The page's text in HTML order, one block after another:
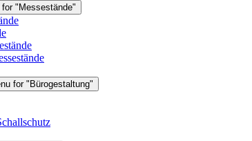
"Messestände"
for "Bürogestaltung"